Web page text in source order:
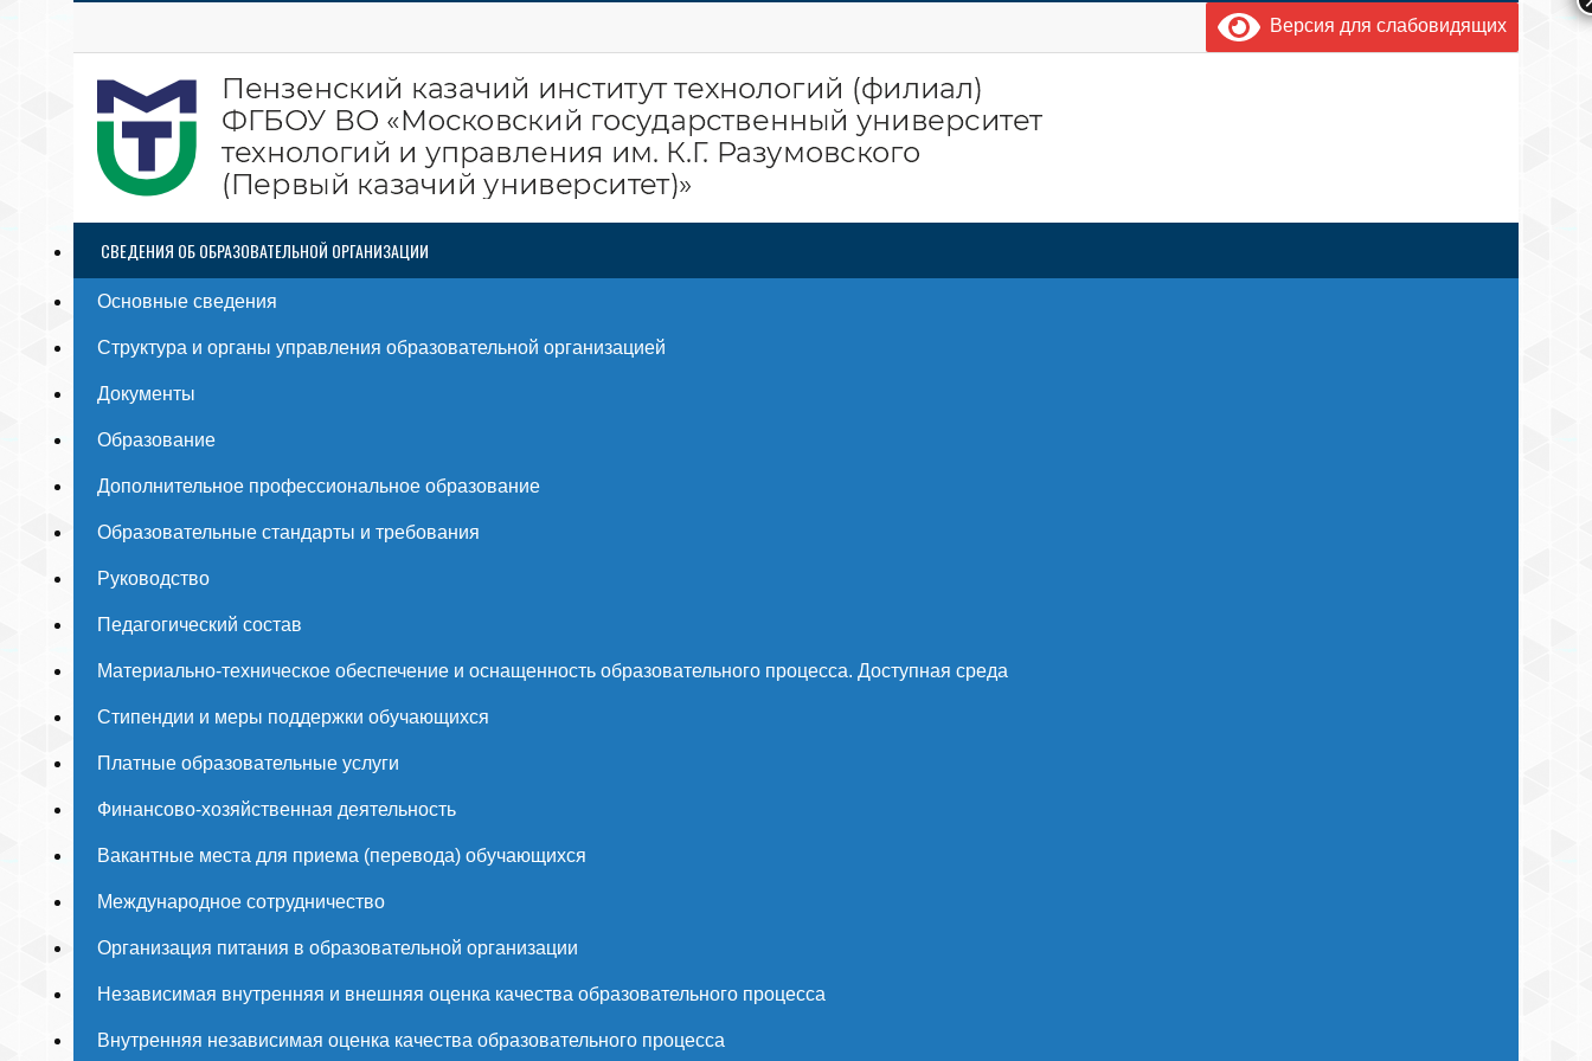
Версия для слабовидящих
СВЕДЕНИЯ ОБ ОБРАЗОВАТЕЛЬНОЙ ОРГАНИЗАЦИИ
Основные сведения
Структура и органы управления образовательной организацией
Документы
Образование
Дополнительное профессиональное образование
Образовательные стандарты и требования
Руководство
Педагогический состав
Материально-техническое обеспечение и оснащенность образовательного процесса. Доступная среда
Стипендии и меры поддержки обучающихся
Платные образовательные услуги
Финансово-хозяйственная деятельность
Вакантные места для приема (перевода) обучающихся
Международное сотрудничество
Организация питания в образовательной организации
Независимая внутренняя и внешняя оценка качества образовательного процесса
Внутренняя независимая оценка качества образовательного процесса